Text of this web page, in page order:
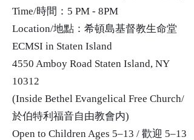
Time/時間：5 PM - 8PM
Location/地點：希頓島基督教生命堂
ECMSI in Staten Island
4550 Amboy Road Staten Island, NY
10312
(Inside Bethel Evangelical Free Church/
於伯特利福音自由教會内)
Open to Children Ages 5–13 / 歡迎 5–13